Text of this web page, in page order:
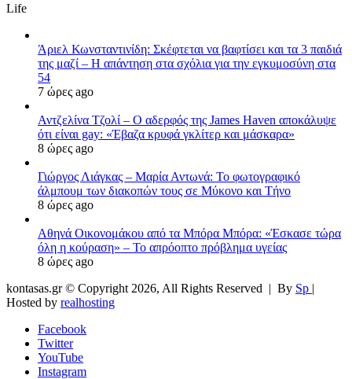
Life
Άριελ Κωνσταντινίδη: Σκέφτεται να βαφτίσει και τα 3 παιδιά
της μαζί – Η απάντηση στα σχόλια για την εγκυμοσύνη στα
54
7 ώρες ago
Αντζελίνα Τζολί – Ο αδερφός της James Haven αποκάλυψε
ότι είναι gay: «Έβαζα κρυφά γκλίτερ και μάσκαρα»
8 ώρες ago
Γιώργος Λιάγκας – Μαρία Αντωνά: Το φωτογραφικό
άλμπουμ των διακοπών τους σε Μύκονο και Τήνο
8 ώρες ago
Αθηνά Οικονομάκου από τα Μπόρα Μπόρα: «Έσκασε τώρα
όλη η κούραση» – Το απρόοπτο πρόβλημα υγείας
8 ώρες ago
kontasas.gr © Copyright 2026, All Rights Reserved | By Sp |
Hosted by realhosting
Facebook
Twitter
YouTube
Instagram